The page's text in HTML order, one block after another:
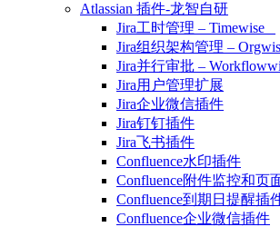
Atlassian 插件-龙智自研
Jira工时管理 – Timewise
Jira组织架构管理 –
Jira并行审批 –
Jira用户管理扩展
Jira企业微信插件
Jira钉钉插件
Jira飞书插件
Confluence水印插件
Confluence附件监控和页
Confluence到期日提醒插
Confluence企业微信插件